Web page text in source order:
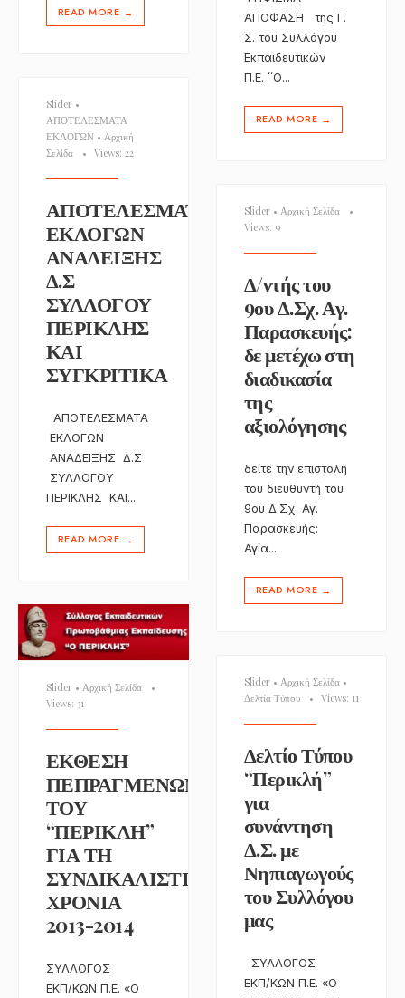
READ MORE →
ΑΠΟΦΑΣΗ της Γ.
Σ. του Συλλόγου
Εκπαιδευτικών
Π.Ε. ΄΄Ο...
READ MORE →
Slider •
ΑΠΟΤΕΛΕΣΜΑΤΑ
ΕΚΛΟΓΩΝ • Αρχική
Σελίδα
• Views: 22
ΑΠΟΤΕΛΕΣΜΑΤΑ
ΕΚΛΟΓΩΝ
ΑΝΑΔΕΙΞΗΣ
Δ.Σ
ΣΥΛΛΟΓΟΥ
ΠΕΡΙΚΛΗΣ
ΚΑΙ
ΣΥΓΚΡΙΤΙΚΑ
ΑΠΟΤΕΛΕΣΜΑΤΑ
ΕΚΛΟΓΩΝ
ΑΝΑΔΕΙΞΗΣ Δ.Σ
ΣΥΛΛΟΓΟΥ
ΠΕΡΙΚΛΗΣ ΚΑΙ...
READ MORE →
Slider • Αρχική Σελίδα
•
Views: 9
Δ/ντής του
9ου Δ.Σχ. Αγ.
Παρασκευής:
δε μετέχω στη
διαδικασία
της
αξιολόγησης
δείτε την επιστολή
του διευθυντή του
9ου Δ.Σχ. Αγ.
Παρασκευής:
Αγία...
READ MORE →
Slider • Αρχική Σελίδα
•
Views: 31
ΕΚΘΕΣΗ
ΠΕΠΡΑΓΜΕΝΩΝ
ΤΟΥ
“ΠΕΡΙΚΛΗ”
ΓΙΑ ΤΗ
ΣΥΝΔΙΚΑΛΙΣΤΙΚΗ
ΧΡΟΝΙΑ
2013-2014
ΣΥΛΛΟΓΟΣ
ΕΚΠ/KΩΝ Π.Ε. «Ο
Slider • Αρχική Σελίδα •
Δελτία Τύπου
• Views: 11
Δελτίο Τύπου
“Περικλή”
για
συνάντηση
Δ.Σ. με
Νηπιαγωγούς
του Συλλόγου
μας
ΣΥΛΛΟΓΟΣ
ΕΚΠ/KΩΝ Π.Ε. «Ο